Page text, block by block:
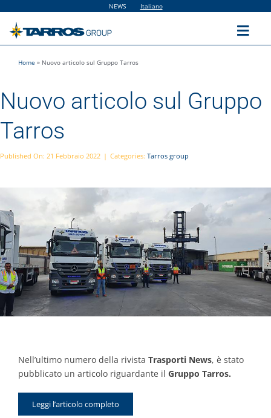
contenuto
NEWS Italiano
Home
The Group
Sustainability
People
Contacts
Home » Nuovo articolo sul Gruppo Tarros
Nuovo articolo sul Gruppo
Tarros
Published On: 21 Febbraio 2022 | Categories: Tarros group
Nell’ultimo numero della rivista Trasporti News, è stato
pubblicato un articolo riguardante il Gruppo Tarros.
Leggi l’articolo completo